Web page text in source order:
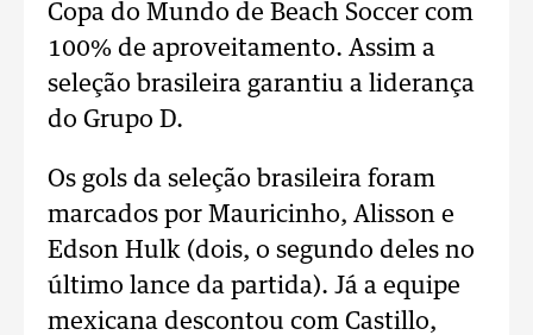
Copa do Mundo de Beach Soccer com
100% de aproveitamento. Assim a
seleção brasileira garantiu a liderança
do Grupo D.
Os gols da seleção brasileira foram
marcados por Mauricinho, Alisson e
Edson Hulk (dois, o segundo deles no
último lance da partida). Já a equipe
mexicana descontou com Castillo,